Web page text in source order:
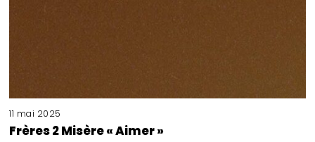
11 mai 2025
Frères 2 Misère « Aimer »